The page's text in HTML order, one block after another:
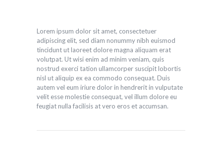
Lorem ipsum dolor sit amet, consectetuer
adipiscing elit, sed diam nonummy nibh euismod
tincidunt ut laoreet dolore magna aliquam erat
volutpat. Ut wisi enim ad minim veniam, quis
nostrud exerci tation ullamcorper suscipit lobortis
nisl ut aliquip ex ea commodo consequat. Duis
autem vel eum iriure dolor in hendrerit in vulputate
velit esse molestie consequat, vel illum dolore eu
feugiat nulla facilisis at vero eros et accumsan.